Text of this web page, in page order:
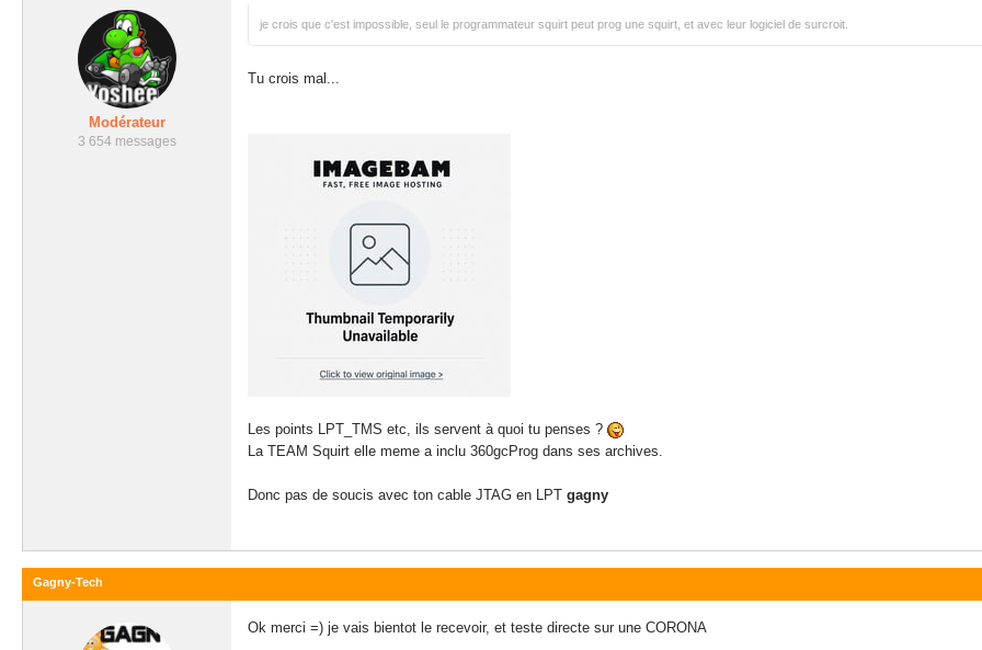
Modérateur
3 654 messages
je crois que c'est impossible, seul le programmateur squirt peut prog une squirt, et avec leur logiciel de surcroit.
Tu crois mal...
Les points LPT_TMS etc, ils servent à quoi tu penses ?
La TEAM Squirt elle meme a inclu 360gcProg dans ses archives.
Donc pas de soucis avec ton cable JTAG en LPT gagny
Gagny-Tech
Ok merci =) je vais bientot le recevoir, et teste directe sur une CORONA